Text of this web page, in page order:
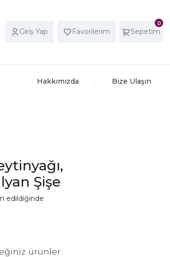
Giriş Yap Favorilerim
0
Sepetim
Hakkımızda Bize Ulaşın
Şişe
edildiğinde
ürünler